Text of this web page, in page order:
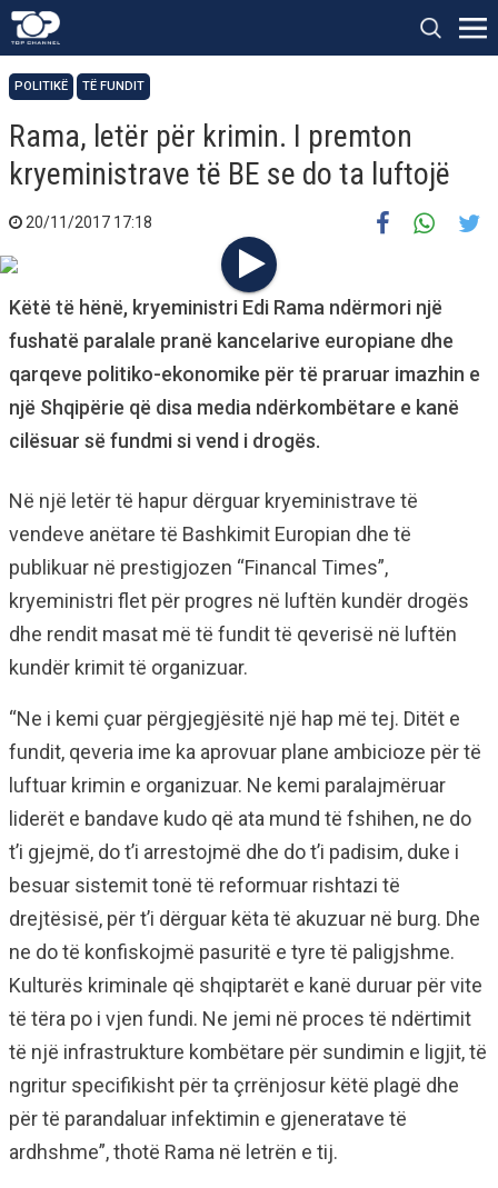
POLITIKË TË FUNDIT
Rama, letër për krimin. I premton
kryeministrave të BE se do ta luftojë
20/11/2017 17:18
Këtë të hënë, kryeministri Edi Rama ndërmori një
fushatë paralale pranë kancelarive europiane dhe
qarqeve politiko-ekonomike për të praruar imazhin e
një Shqipërie që disa media ndërkombëtare e kanë
cilësuar së fundmi si vend i drogës.
Në një letër të hapur dërguar kryeministrave të
vendeve anëtare të Bashkimit Europian dhe të
publikuar në prestigjozen “Financal Times”,
kryeministri flet për progres në luftën kundër drogës
dhe rendit masat më të fundit të qeverisë në luftën
kundër krimit të organizuar.
“Ne i kemi çuar përgjegjësitë një hap më tej. Ditët e
fundit, qeveria ime ka aprovuar plane ambicioze për të
luftuar krimin e organizuar. Ne kemi paralajmëruar
liderët e bandave kudo që ata mund të fshihen, ne do
t’i gjejmë, do t’i arrestojmë dhe do t’i padisim, duke i
besuar sistemit tonë të reformuar rishtazi të
drejtësisë, për t’i dërguar këta të akuzuar në burg. Dhe
ne do të konfiskojmë pasuritë e tyre të paligjshme.
Kulturës kriminale që shqiptarët e kanë duruar për vite
të tëra po i vjen fundi. Ne jemi në proces të ndërtimit
të një infrastrukture kombëtare për sundimin e ligjit, të
ngritur specifikisht për ta çrrënjosur këtë plagë dhe
për të parandaluar infektimin e gjeneratave të
ardhshme”, thotë Rama në letrën e tij.